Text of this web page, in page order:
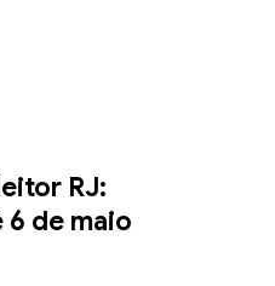
RJ:
6 de maio